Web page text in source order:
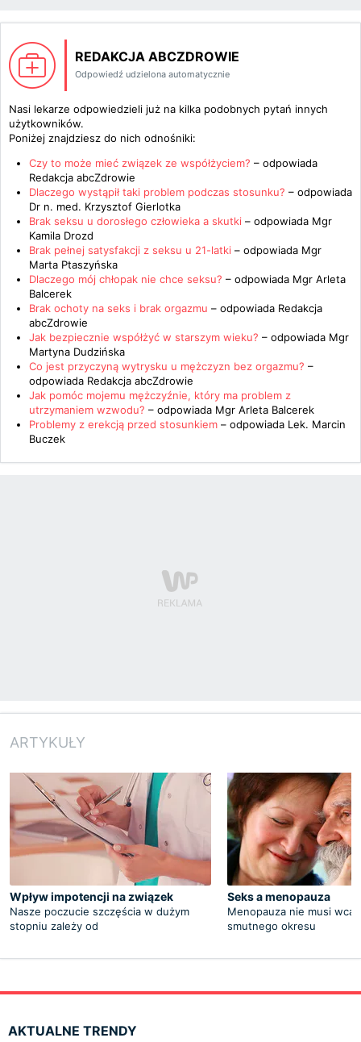
REDAKCJA ABCZDROWIE
Odpowiedź udzielona automatycznie
Nasi lekarze odpowiedzieli już na kilka podobnych pytań innych
użytkowników.
Poniżej znajdziesz do nich odnośniki:
Czy to może mieć związek ze współżyciem? – odpowiada
Redakcja abcZdrowie
Dlaczego wystąpił taki problem podczas stosunku? – odpowiada
Dr n. med. Krzysztof Gierlotka
Brak seksu u dorosłego człowieka a skutki – odpowiada Mgr
Kamila Drozd
Brak pełnej satysfakcji z seksu u 21-latki – odpowiada Mgr
Marta Ptaszyńska
Dlaczego mój chłopak nie chce seksu? – odpowiada Mgr Arleta
Balcerek
Brak ochoty na seks i brak orgazmu – odpowiada Redakcja
abcZdrowie
Jak bezpiecznie współżyć w starszym wieku? – odpowiada Mgr
Martyna Dudzińska
Co jest przyczyną wytrysku u mężczyzn bez orgazmu? –
odpowiada Redakcja abcZdrowie
Jak pomóc mojemu mężczyźnie, który ma problem z
utrzymaniem wzwodu? – odpowiada Mgr Arleta Balcerek
Problemy z erekcją przed stosunkiem – odpowiada Lek. Marcin
Buczek
ARTYKUŁY
Wpływ impotencji na związek
Nasze poczucie szczęścia w dużym
stopniu zależy od
Seks a menopauza
Menopauza nie musi
smutnego okresu
AKTUALNE TRENDY